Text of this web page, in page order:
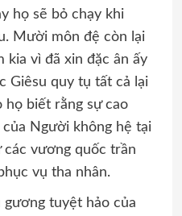
họ sẽ bỏ chạy khi
Mười môn đệ còn lại
vì đã xin đặc ân ấy
Giêsu quy tụ tất cả lại
họ biết rằng sự cao
Người không hệ tại
vương quốc trần
vụ tha nhân.
tuyệt hảo của